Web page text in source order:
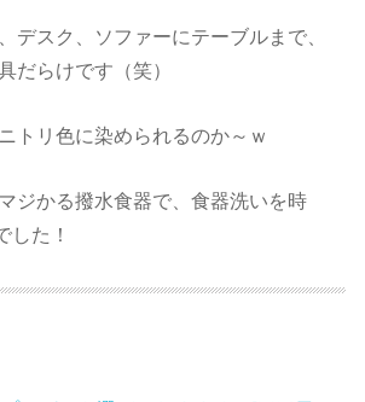
デスク、ソファーにテーブルまで、
だらけです（笑）
トリ色に染められるのか～ｗ
ジかる撥水食器で、食器洗いを時
した！